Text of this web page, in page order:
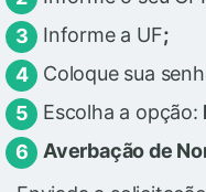
Informe a UF;
Coloque sua
Escolha a opção:
Averbação de